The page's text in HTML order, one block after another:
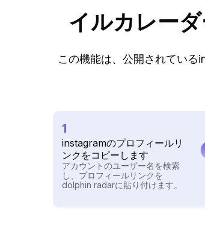
イルカレー
この機能は、公開されてい
1
instagramのプロフィールリ
ンクをコピーします
アカウントのユーザー名を検索
し、プロフィールリンクを
dolphin radarに貼り付けます。